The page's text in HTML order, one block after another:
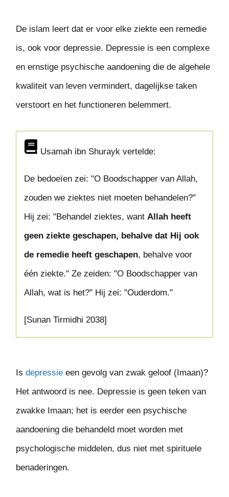
De islam leert dat er voor elke ziekte een remedie
is, ook voor depressie. Depressie is een complexe
en ernstige psychische aandoening die de algehele
kwaliteit van leven vermindert, dagelijkse taken
verstoort en het functioneren belemmert.
Usamah ibn Shurayk vertelde:
De bedoeïen zei: "O Boodschapper van Allah,
zouden we ziektes niet moeten behandelen?"
Hij zei: "Behandel ziektes, want Allah heeft
geen ziekte geschapen, behalve dat Hij ook
de remedie heeft geschapen, behalve voor
één ziekte." Ze zeiden: "O Boodschapper van
Allah, wat is het?" Hij zei: "Ouderdom."
[Sunan Tirmidhi 2038]
Isdepressie een gevolg van zwak geloof (Imaan)?
Het antwoord is nee. Depressie is geen teken van
zwakke Imaan; het is eerder een psychische
aandoening die behandeld moet worden met
psychologische middelen, dus niet met spirituele
benaderingen.